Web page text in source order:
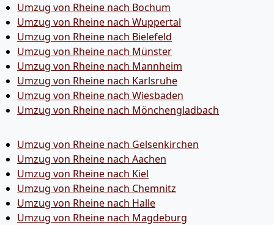
Umzug von Rheine nach Bochum
Umzug von Rheine nach Wuppertal
Umzug von Rheine nach Bielefeld
Umzug von Rheine nach Münster
Umzug von Rheine nach Mannheim
Umzug von Rheine nach Karlsruhe
Umzug von Rheine nach Wiesbaden
Umzug von Rheine nach Mönchen­gladbach
Umzug von Rheine nach Gelsenkirchen
Umzug von Rheine nach Aachen
Umzug von Rheine nach Kiel
Umzug von Rheine nach Chemnitz
Umzug von Rheine nach Halle
Umzug von Rheine nach Magdeburg